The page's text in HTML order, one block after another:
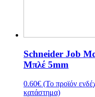
Schneider Job
Μπλέ 5mm
0.60€ (Το προϊόν
κατάστημα)